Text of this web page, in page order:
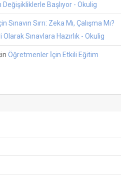
Değişikliklerle Başlıyor - Okulig
Sınavın Sırrı: Zeka Mı, Çalışma Mı?
Sınavlara Hazırlık - Okulig
Öğretmenler İçin Etkili Eğitim